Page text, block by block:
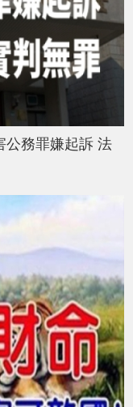
公務罪嫌起訴 法